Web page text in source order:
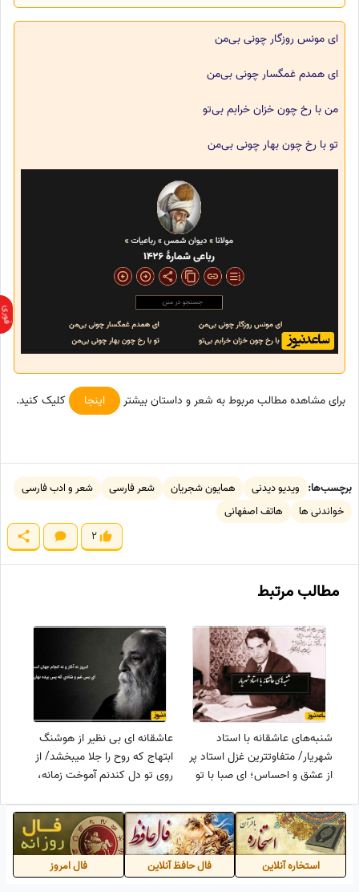
ای مونس روزگار چونی بی‌من
ای همدم غمگسار چونی بی‌من
من با رخ چون خزان خرابم بی‌تو
تو با رخ چون بهار چونی بی‌من
برای مشاهده مطالب مربوط به شعر و داستان بیشتر اینجا کلیک کنید.
برچسب‌ها: ویدیو دیدنی همایون شجریان شعر فارسی
شعر و ادب فارسی
خواندنی ها
هاتف اصفهانی
2
مطالب مرتبط
شنبه‌های عاشقانه با استاد
شهریار/ متفاوتترین غزل استاد پر
از عشق و احساس؛ ای صبا با تو
ویدئو
عاشقانه ای بی نظیر از هوشنگ
ابتهاج که روح را جلا میبخشد/ از
روی تو دل کندنم آموخت زمانه،
فشان است+ ویدئو
استخاره آنلاین فال حافظ آنلاین فال امروز